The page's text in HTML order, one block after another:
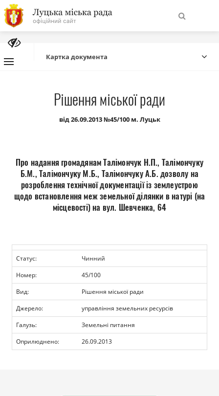
На
головну
сайту
Про місто
Міська влада
Бюджет
Публічна інформація
Документи
Картка документа
Рішення міської ради
від 26.09.2013 №45/100 м. Луцьк
Про надання громадянам Талімончук Н.П., Талімончуку
Б.М., Талімончуку М.Б., Талімончуку А.Б. дозволу на
розроблення технічної документації із землеустрою
щодо встановлення меж земельної ділянки в натурі (на
місцевості) на вул. Шевченка, 64
Статус:
Чинний
Номер:
45/100
Вид:
Рішення міської ради
Джерело:
управління земельних ресурсів
Галузь:
Земельні питання
Оприлюднено:
26.09.2013